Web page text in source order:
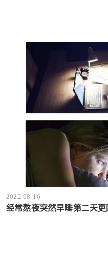
2022-08-16
经常熬夜突然早睡第二天更